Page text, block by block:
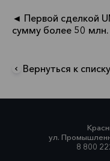
◄ Первой сделкой
сумму более 50
Вернуться к
ул.
8 800